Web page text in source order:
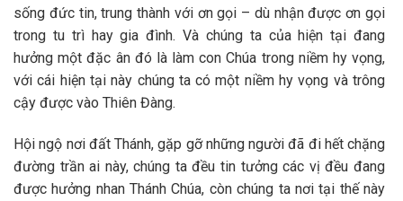
sống đức tin, trung thành với ơn gọi – dù nhận được ơn gọi
trong tu trì hay gia đình. Và chúng ta của hiện tại đang
hưởng một đặc ân đó là làm con Chúa trong niềm hy vọng,
với cái hiện tại này chúng ta có một niềm hy vọng và trông
cậy được vào Thiên Đàng.
Hội ngộ nơi đất Thánh, gặp gỡ những người đã đi hết chặng
đường trần ai này, chúng ta đều tin tưởng các vị đều đang
được hưởng nhan Thánh Chúa, còn chúng ta nơi tại thế này